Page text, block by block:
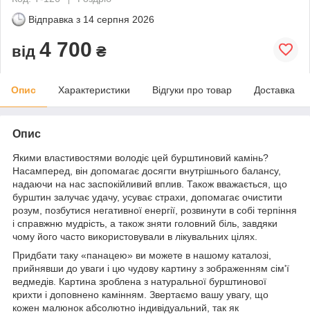
Відправка з 14 серпня 2026
від 4 700 ₴
Опис Характеристики Відгуки про товар Доставка
Опис
Якими властивостями володіє цей бурштиновий камінь?
Насамперед, він допомагає досягти внутрішнього балансу,
надаючи на нас заспокійливий вплив. Також вважається, що
бурштин залучає удачу, усуває страхи, допомагає очистити
розум, позбутися негативної енергії, розвинути в собі терпіння
і справжню мудрість, а також зняти головний біль, завдяки
чому його часто використовували в лікувальних цілях.
Придбати таку «панацею» ви можете в нашому каталозі,
прийнявши до уваги і цю чудову картину з зображенням сім'ї
ведмедів. Картина зроблена з натуральної бурштинової
крихти і доповнено камінням. Звертаємо вашу увагу, що
кожен малюнок абсолютно індивідуальний, так як